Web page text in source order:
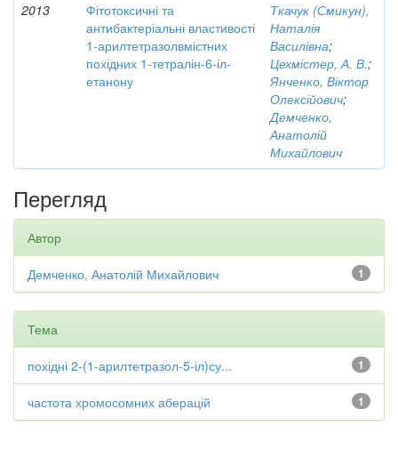
2013
Фітотоксичні та
антибактеріальні властивості
1-арилтетразолвмістних
похідних 1-тетралін-6-іл-
етанону
Ткачук (Смикун),
Наталія
Василівна;
Цехмістер, А. В.;
Янченко, Віктор
Олексійович;
Демченко,
Анатолій
Михайлович
Перегляд
Автор
1
Демченко, Анатолій Михайлович
Тема
1
похідні 2-(1-арилтетразол-5-іл)су...
1
частота хромосомних аберацій